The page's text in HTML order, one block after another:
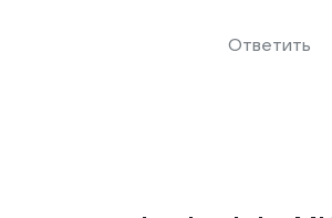
Ответить